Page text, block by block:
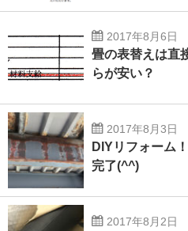
2017年8月6日
畳の表替えは直
らが安い？
2017年8月3日
DIYリフォーム
完了(^^)
2017年8月2日